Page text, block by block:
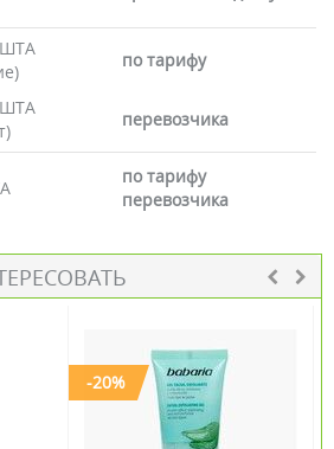
по тарифу
перевозчика
по тарифу
перевозчика
-20%